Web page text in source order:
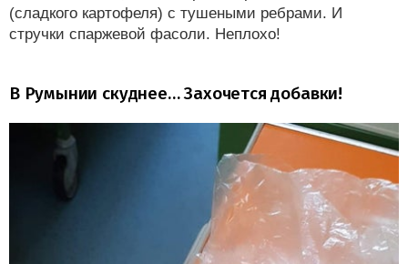
(сладкого картофеля) с тушеными ребрами. И
стручки спаржевой фасоли. Неплохо!
В Румынии скуднее… Захочется добавки!